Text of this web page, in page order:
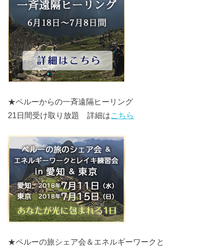
★ペルーからの一斉遠隔ヒーリング
21日間受け取り放題 詳細はこちら
★ペルーの旅シェア会＆エネルギーワークと